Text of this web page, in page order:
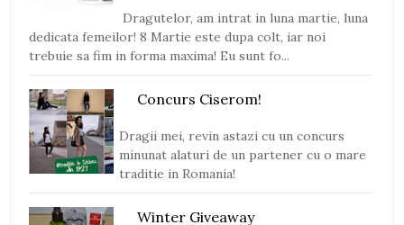
Dragutelor, am intrat in luna martie, luna
dedicata femeilor! 8 Martie este dupa colt, iar noi
trebuie sa fim in forma maxima! Eu sunt fo...
Concurs Ciserom!
Dragii mei, revin astazi cu un concurs
minunat alaturi de un partener cu o mare
traditie in Romania!
Winter Giveaway